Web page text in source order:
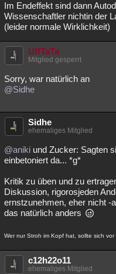
Im Endeffekt sind dann
Wissenschaftler nichtin der
(leider normale Wirklichkeit)
UffTaTa
Mitglied gesperrt
Sorry, war natürlich an
@Sidhe
Sidhe
ehemaliges Mitglied
@aniki und Zucker: Sagten
einbetoniert da... *g*
Kritik zu üben und zu
Diskussion, rigorosjeden
ernstzunehmen, eher nicht -
das natürlich anders
Wer nur Stroh im Kopf hat, sollte sich
c12h22o11
ehemaliges Mitglied